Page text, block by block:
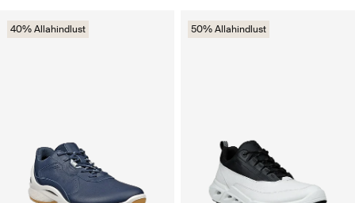
40% Allahindlust 50% Allahindlust